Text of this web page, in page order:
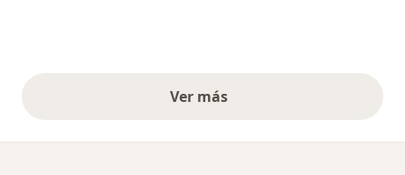
Ver másopiniones anteriores